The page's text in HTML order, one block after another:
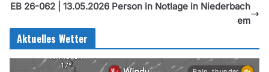
EB 26-062 | 13.05.2026 Person in Notlage in Niederbach
em
Aktuelles Wetter